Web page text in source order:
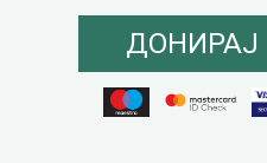
ДОНИРАЈ